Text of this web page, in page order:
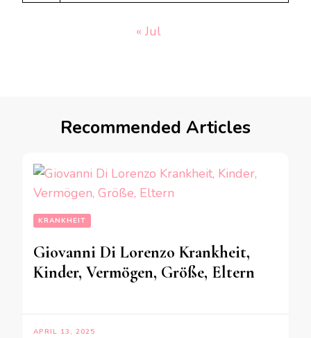
« Jul
Recommended Articles
KRANKHEIT
Giovanni Di Lorenzo Krankheit,
Kinder, Vermögen, Größe, Eltern
APRIL 13, 2025